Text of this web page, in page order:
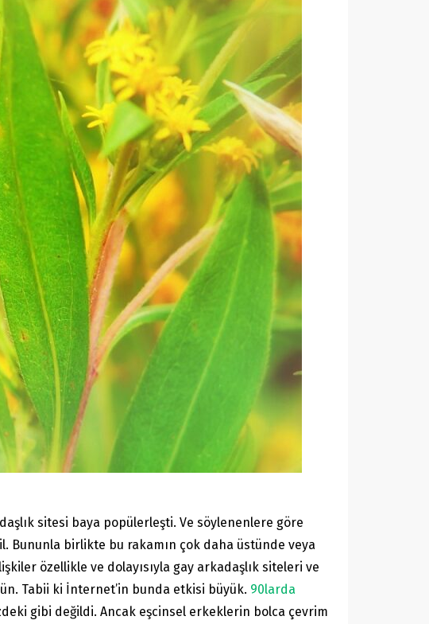
sitesi baya popülerleşti. Ve söylenenlere göre
Bununla birlikte bu rakamın çok daha üstünde veya
özellikle ve dolayısıyla gay arkadaşlık siteleri ve
Tabii ki İnternet’in bunda etkisi büyük. 90larda
gibi değildi. Ancak eşcinsel erkeklerin bolca çevrim